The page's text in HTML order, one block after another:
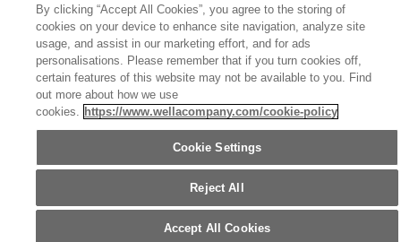
By clicking “Accept All Cookies”, you agree to the storing of
cookies on your device to enhance site navigation, analyze site
usage, and assist in our marketing effort, and for ads
personalisations. Please remember that if you turn cookies off,
certain features of this website may not be available to you. Find
out more about how we use
cookies. https://www.wellacompany.com/cookie-policy
Cookie Settings
Reject All
Accept All Cookies